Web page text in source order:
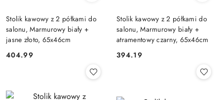
Stolik kawowy z 2 półkami do
salonu, Marmurowy biały +
jasne złoto, 65x46cm
Cena:
404.99
Stolik kawowy z 2 półkami do
salonu, Marmurowy biały +
atramentowy czarny, 65x46cm
Cena:
394.19